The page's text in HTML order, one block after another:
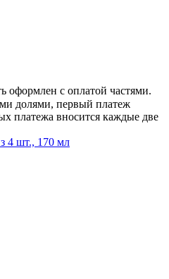
оформлен с оплатой частями.
долями, первый платеж
платежа вносится каждые две
4 шт., 170 мл